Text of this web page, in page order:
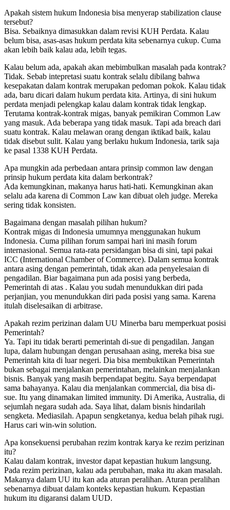
Apakah sistem hukum Indonesia bisa menyerap stabilization clause
tersebut?
Bisa. Sebaiknya dimasukkan dalam revisi KUH Perdata. Kalau
belum bisa, asas-asas hukum perdata kita sebenarnya cukup. Cuma
akan lebih baik kalau ada, lebih tegas.
Kalau belum ada, apakah akan mebimbulkan masalah pada kontrak?
Tidak. Sebab intepretasi suatu kontrak selalu dibilang bahwa
kesepakatan dalam kontrak merupakan pedoman pokok. Kalau tidak
ada, baru dicari dalam hukum perdata kita. Artinya, di sini hukum
perdata menjadi pelengkap kalau dalam kontrak tidak lengkap.
Terutama kontrak-kontrak migas, banyak pemikiran Common Law
yang masuk. Ada beberapa yang tidak masuk. Tapi ada breach dari
suatu kontrak. Kalau melawan orang dengan iktikad baik, kalau
tidak disebut sulit. Kalau yang berlaku hukum Indonesia, tarik saja
ke pasal 1338 KUH Perdata.
Apa mungkin ada perbedaan antara prinsip common law dengan
prinsip hukum perdata kita dalam berkontrak?
Ada kemungkinan, makanya harus hati-hati. Kemungkinan akan
selalu ada karena di Common Law kan dibuat oleh judge. Mereka
sering tidak konsisten.
Bagaimana dengan masalah pilihan hukum?
Kontrak migas di Indonesia umumnya menggunakan hukum
Indonesia. Cuma pilihan forum sampai hari ini masih forum
internasional. Semua rata-rata persidangan bisa di sini, tapi pakai
ICC (International Chamber of Commerce). Dalam semua kontrak
antara asing dengan pemerintah, tidak akan ada penyelesaian di
pengadilan. Biar bagaimana pun ada posisi yang berbeda,
Pemerintah di atas . Kalau you sudah menundukkan diri pada
perjanjian, you menundukkan diri pada posisi yang sama. Karena
itulah diselesaikan di arbitrase.
Apakah rezim perizinan dalam UU Minerba baru memperkuat posisi
Pemerintah?
Ya. Tapi itu tidak berarti pemerintah di-sue di pengadilan. Jangan
lupa, dalam hubungan dengan perusahaan asing, mereka bisa sue
Pemerintah kita di luar negeri. Dia bisa membuktikan Pemerintah
bukan sebagai menjalankan pemerintahan, melainkan menjalankan
bisnis. Banyak yang masih berpendapat begitu. Saya berpendapat
sama bahayanya. Kalau dia menjalankan commercial, dia bisa di-
sue. Itu yang dinamakan limited immunity. Di Amerika, Australia, di
sejumlah negara sudah ada. Saya lihat, dalam bisnis hindarilah
sengketa. Mediasilah. Apapun sengketanya, kedua belah pihak rugi.
Harus cari win-win solution.
Apa konsekuensi perubahan rezim kontrak karya ke rezim perizinan
itu?
Kalau dalam kontrak, investor dapat kepastian hukum langsung.
Pada rezim perizinan, kalau ada perubahan, maka itu akan masalah.
Makanya dalam UU itu kan ada aturan peralihan. Aturan peralihan
sebenarnya dibuat dalam konteks kepastian hukum. Kepastian
hukum itu digaransi dalam UUD.